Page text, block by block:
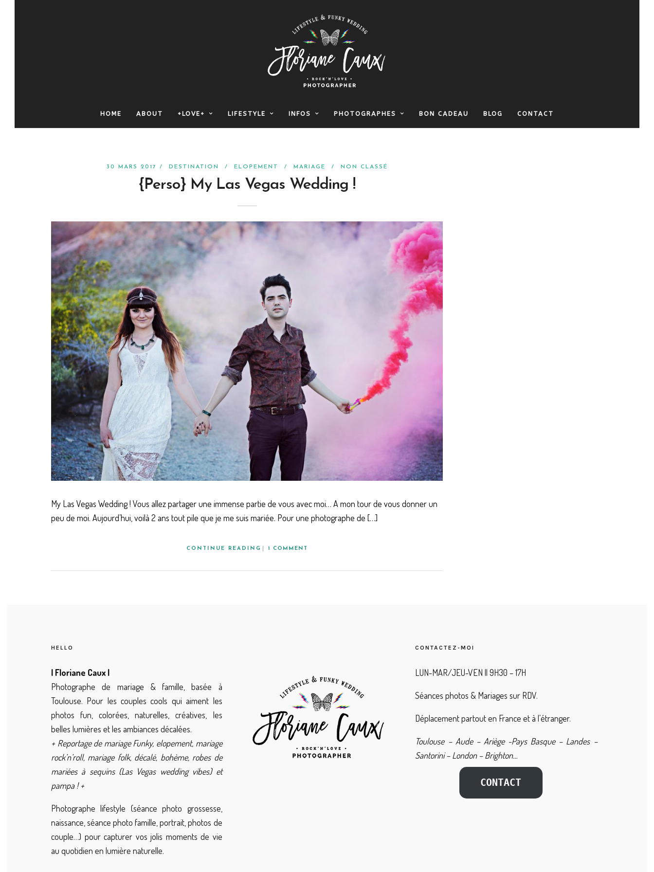
HOME ABOUT +LOVE+ LIFESTYLE INFOS PHOTOGRAPHES BON CADEAU BLOG CONTACT
30 MARS 2017 / DESTINATION / ELOPEMENT / MARIAGE / NON CLASSÉ
{Perso} My Las Vegas Wedding !
My Las Vegas Wedding ! Vous allez partager une immense partie de vous avec moi… A mon tour de vous donner un
peu de moi. Aujourd’hui, voilà 2 ans tout pile que je me suis mariée. Pour une photographe de […]
CONTINUE READING 1 COMMENT
HELLO
| Floriane Caux |
Photographe de mariage & famille, basée à
Toulouse. Pour les couples cools qui aiment les
photos fun, colorées, naturelles, créatives, les
belles lumières et les ambiances décalées.
+ Reportage de mariage Funky, elopement, mariage
rock’n’roll, mariage folk, décalé, bohème, robes de
mariées à sequins (Las Vegas wedding vibes) et
pampa ! +
Photographe lifestyle (séance photo grossesse,
naissance, séance photo famille, portrait, photos de
couple…) pour capturer vos jolis moments de vie
au quotidien en lumière naturelle.
CONTACTEZ-MOI
LUN-MAR/JEU-VEN || 9H30 – 17H
Séances photos & Mariages sur RDV.
Déplacement partout en France et à l’étranger.
Toulouse – Aude – Ariège -Pays Basque – Landes –
Santorini – London – Brighton…
CONTACT